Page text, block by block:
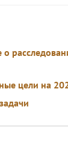
о
цели на